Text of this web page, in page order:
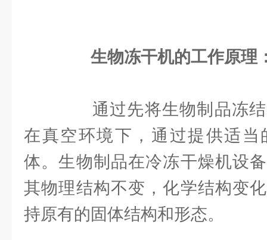
生物冻干机的工作原理
通过先将生物制品冻结
在真空环境下，通过提供适当
体。生物制品在冷冻干燥机设
其物理结构不变，化学结构变
持原有的固体结构和形态。